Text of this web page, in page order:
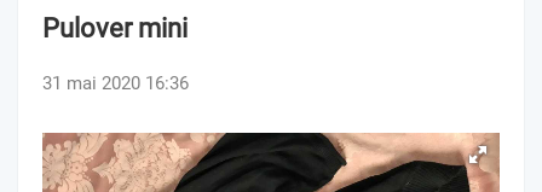
Pulover mini
31 mai 2020 16:36